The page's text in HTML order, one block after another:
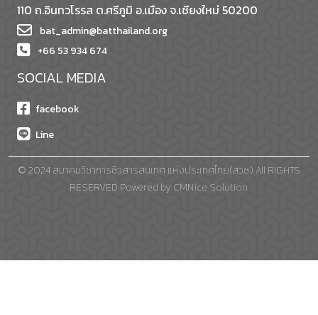
110 ถ.อินทวโรรส ต.ศรีภูมิ อ.เมือง จ.เชียงใหม่ 50200
bat_admin@batthailand.org
+66 53 934 674
SOCIAL MEDIA
facebook
Line
© 2024 สมาคมวิชาการชีวสารสนเทศ แห่งประเทศไทย(สวช.) All RIGHTS
RESERVED Powered by CMNice Solution.